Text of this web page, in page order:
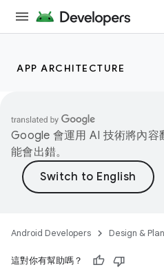
APP ARCHITECTURE
Google 會運用 AI 技術將內容
能會出錯。
Android Developers Design & Plan
這對你有幫助嗎？